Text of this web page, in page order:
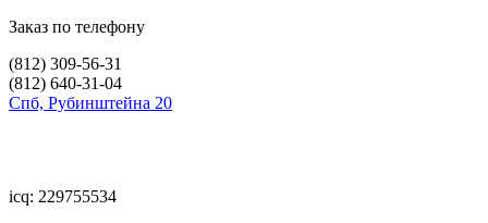
Заказ по телефону
(812) 309-56-31
(812) 640-31-04
Спб, Рубинштейна 20
icq: 229755534